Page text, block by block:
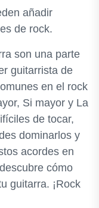
añadir
de rock.
son una parte
guitarrista de
en el rock
Si mayor y La
de tocar,
dominarlos y
acordes en
cómo
guitarra. ¡Rock